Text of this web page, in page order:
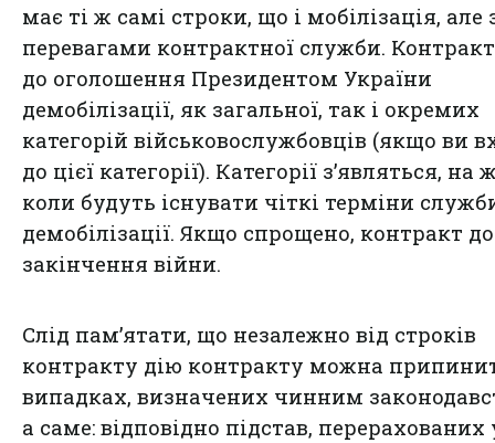
має ті ж самі строки, що і мобілізація, але
перевагами контрактної служби. Контракт
до оголошення Президентом України
демобілізації, як загальної, так і окремих
категорій військовослужбовців (якщо ви
до цієї категорії). Категорії з’являться, на
коли будуть існувати чіткі терміни
демобілізації. Якщо спрощено, контракт до
закінчення війни.
Слід пам’ятати, що незалежно від строків
контракту дію контракту можна
випадках, визначених чинним
а саме: відповідно підстав, перерахованих